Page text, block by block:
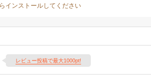
インストールしてください
レビュー投稿で最大1000pt!